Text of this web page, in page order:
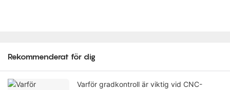
Rekommenderat för dig
Varför gradkontroll är viktig vid CNC-